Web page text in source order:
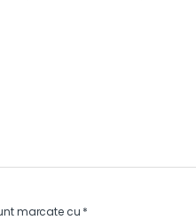
marcate cu *